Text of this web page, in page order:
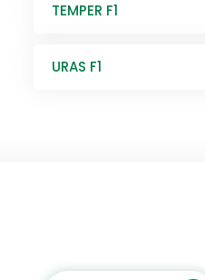
TEMPER F1
URAS F1